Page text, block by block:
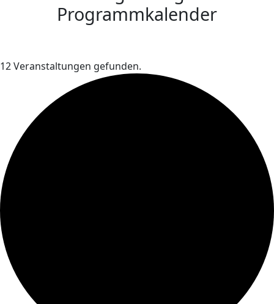
Programmkalender
12 Veranstaltungen gefunden.